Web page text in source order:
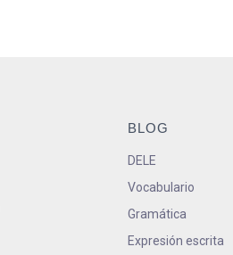
BLOG
DELE
Vocabulario
Gramática
Expresión escrita